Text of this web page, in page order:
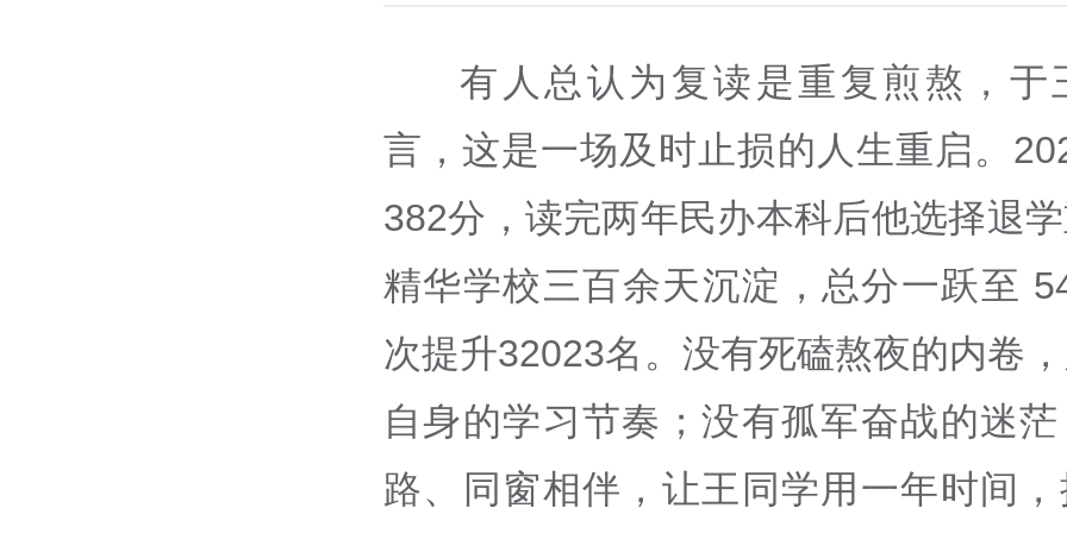
有人总认为复读是重复煎熬，于
言，这是一场及时止损的人生重启。
382分，读完两年民办本科后他选择退
精华学校三百余天沉淀，总分一跃至
次提升32023名。没有死磕熬夜的内卷
自身的学习节奏；没有孤军奋战的迷
路、同窗相伴，让王同学用一年时间